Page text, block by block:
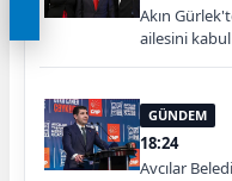
Akın
ailesini
GÜNDEM
18:24
Avcılar